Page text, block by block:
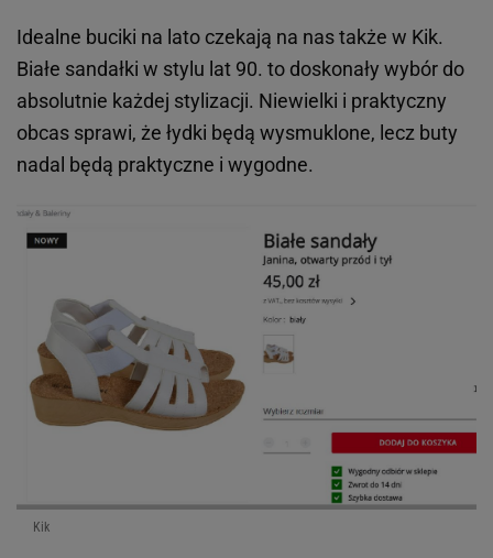
Idealne buciki na lato czekają na nas także w Kik.
Białe sandałki w stylu lat 90. to doskonały wybór do
absolutnie każdej stylizacji. Niewielki i praktyczny
obcas sprawi, że łydki będą wysmuklone, lecz buty
nadal będą praktyczne i wygodne.
Kik